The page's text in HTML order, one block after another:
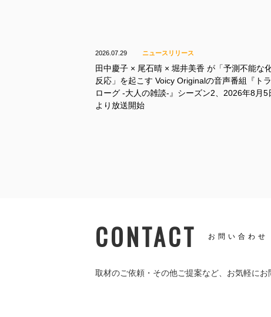
2026.07.29 ニュースリリース
田中慶子 × 尾石晴 × 堀井美香 が「予測不能な
反応」を起こす Voicy Originalの音声番組『ト
ローグ -大人の雑談-』シーズン2、2026年8月5
より放送開始
CONTACT お問い合わせ
取材のご依頼・その他ご提案など、 お気軽にお